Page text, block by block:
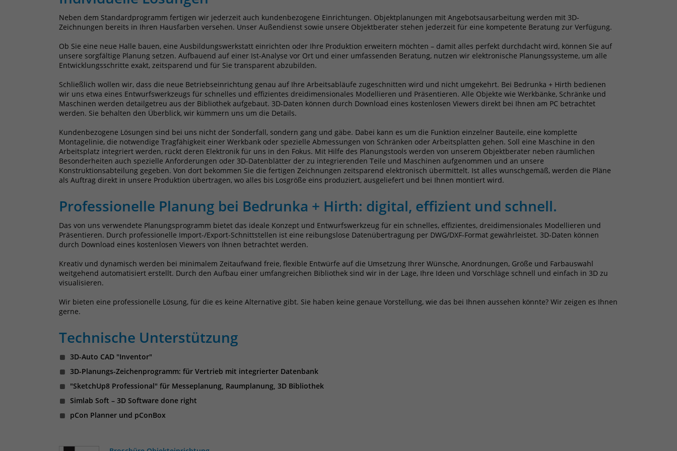
Neben dem Standardprogramm fertigen wir jederzeit auch kundenbezogene Einrichtungen. Objektplanungen mit Angebotsausarbeitung werden mit 3D-
Zeichnungen bereits in Ihren Hausfarben versehen. Unser Außendienst sowie unsere Objektberater stehen jederzeit für eine kompetente Beratung zur Verfügung.
Ob Sie eine neue Halle bauen, eine Ausbildungswerkstatt einrichten oder Ihre Produktion erweitern möchten – damit alles perfekt durchdacht wird, können Sie auf
unsere sorgfältige Planung setzen. Aufbauend auf einer Ist-Analyse vor Ort und einer umfassenden Beratung, nutzen wir elektronische Planungssysteme, um alle
Entwicklungsschritte exakt, zeitsparend und für Sie transparent abzubilden.
Schließlich wollen wir, dass die neue Betriebseinrichtung genau auf Ihre Arbeitsabläufe zugeschnitten wird und nicht umgekehrt. Bei Bedrunka + Hirth bedienen
wir uns etwa eines Entwurfswerkzeugs für schnelles und effizientes dreidimensionales Modellieren und Präsentieren. Alle Objekte wie Werkbänke, Schränke und
Maschinen werden detailgetreu aus der Bibliothek aufgebaut. 3D-Daten können durch Download eines kostenlosen Viewers direkt bei Ihnen am PC betrachtet
werden. Sie behalten den Überblick, wir kümmern uns um die Details.
Kundenbezogene Lösungen sind bei uns nicht der Sonderfall, sondern gang und gäbe. Dabei kann es um die Funktion einzelner Bauteile, eine komplette
Montagelinie, die notwendige Tragfähigkeit einer Werkbank oder spezielle Abmessungen von Schränken oder Arbeitsplatten gehen. Soll eine Maschine in den
Arbeitsplatz integriert werden, rückt deren Elektronik für uns in den Fokus. Mit Hilfe des Planungstools werden von unserem Objektberater neben räumlichen
Besonderheiten auch spezielle Anforderungen oder 3D-Datenblätter der zu integrierenden Teile und Maschinen aufgenommen und an unsere
Konstruktionsabteilung gegeben. Von dort bekommen Sie die fertigen Zeichnungen zeitsparend elektronisch übermittelt. Ist alles wunschgemäß, werden die Pläne
als Auftrag direkt in unsere Produktion übertragen, wo alles bis Losgröße eins produziert, ausgeliefert und bei Ihnen montiert wird.
Professionelle Planung bei Bedrunka + Hirth: digital, effizient und schnell.
Das von uns verwendete Planungsprogramm bietet das ideale Konzept und Entwurfswerkzeug für ein schnelles, effizientes, dreidimensionales Modellieren und
Präsentieren. Durch professionelle Import-/Export-Schnittstellen ist eine reibungslose Datenübertragung per DWG/DXF-Format gewährleistet. 3D-Daten können
durch Download eines kostenlosen Viewers von Ihnen betrachtet werden.
Kreativ und dynamisch werden bei minimalem Zeitaufwand freie, flexible Entwürfe auf die Umsetzung Ihrer Wünsche, Anordnungen, Größe und Farbauswahl
weitgehend automatisiert erstellt. Durch den Aufbau einer umfangreichen Bibliothek sind wir in der Lage, Ihre Ideen und Vorschläge schnell und einfach in 3D zu
visualisieren.
Wir bieten eine professionelle Lösung, für die es keine Alternative gibt. Sie haben keine genaue Vorstellung, wie das bei Ihnen aussehen könnte? Wir zeigen es Ihnen
gerne.
Technische Unterstützung
3D-Auto CAD "Inventor"
3D-Planungs-Zeichenprogramm: für Vertrieb mit integrierter Datenbank
"SketchUp8 Professional" für Messeplanung, Raumplanung, 3D Bibliothek
Simlab Soft – 3D Software done right
pCon Planner und pConBox
Zweck
Enthält die gewählten Tracking-Optin-
Name _pk_id
Laufzeit 13 Monate
Zweck
Das Cookie wird von Matomo installiert. Das
Cookie wird verwendet, um Besucher-,
Sitzungs- und Kampagnendaten zu
berechnen und die Nutzung der Website für
den Analysebericht der Website zu verfolgen.
Die Cookies speichern Informationen anonym
und weisen eine randoly generierte Nummer
zu, um eindeutige Besucher zu identifizieren.
Die Daten werde lokal auf unserem Server
gespeichert und sind damit externen
Name _pk_ref
Laufzeit 6 Monate
Cookie wird verwendet, um Besucher-,
zu, um eindeutige Besucher zu identifizieren.
Die Daten werde lokal auf unserem Server